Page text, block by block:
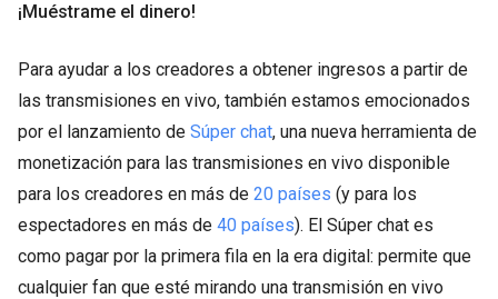
¡Muéstrame el dinero!
Para ayudar a los creadores a obtener ingresos a partir de
las transmisiones en vivo, también estamos emocionados
por el lanzamiento de Súper chat, una nueva herramienta de
monetización para las transmisiones en vivo disponible
para los creadores en más de 20 países (y para los
espectadores en más de 40 países). El Súper chat es
como pagar por la primera fila en la era digital: permite que
cualquier fan que esté mirando una transmisión en vivo